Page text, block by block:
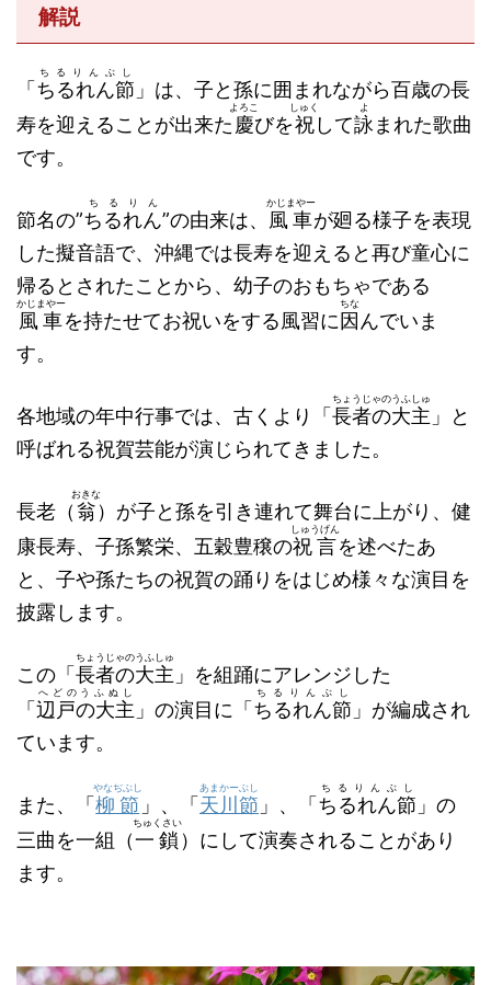
解説
「 ちるれん節
ちるりんぶし
」は、子と孫に囲まれながら百歳の長
寿を迎えることが出来た 慶
よろこ
びを祝
しゅく
して詠
よ
まれた歌曲
です。
節名の”ちるれん
ちるりん
”の由来は、 風車
かじまやー
が廻る様子を表現
した擬音語で、沖縄では長寿を迎えると再び童心に
帰るとされたことから、幼子のおもちゃである
風車
かじまやー
を持たせてお祝いをする風習に 因
ちな
んでいま
す。
各地域の年中行事では、古くより「 長者の大主
ちょうじゃのうふしゅ
」と
呼ばれる祝賀芸能が演じられてきました。
長老（翁
おきな
）が子と孫を引き連れて舞台に上がり、健
康長寿、子孫繁栄、五穀豊穣の祝言
しゅうげん
を述べたあ
と、子や孫たちの祝賀の踊りをはじめ様々な演目を
披露します。
この「 長者の大主
ちょうじゃのうふしゅ
」を組踊にアレンジした
「 辺戸の大主
へどのうふぬし
」の演目に「 ちるれん節
ちるりんぶし
」が編成され
ています。
また、「 柳節
やなぢぶし
」、「 天川節
あまかーぶし
」、「 ちるれん節
ちるりんぶし
」の
三曲を一組（一鎖
ちゅくさい
）にして演奏されることがあり
ます。